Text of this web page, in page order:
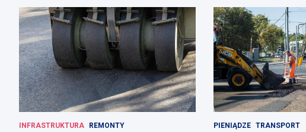
INFRASTRUKTURA REMONTY PIENIĄDZE TRANSPORT